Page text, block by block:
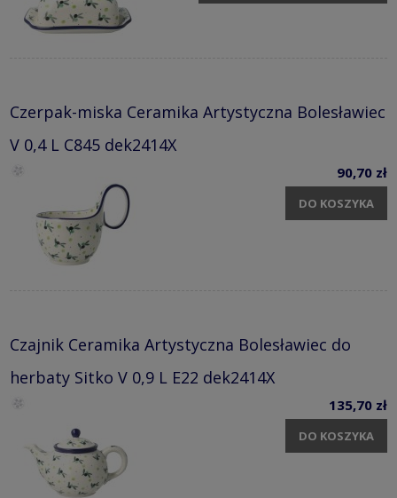
Czerpak-miska Ceramika Artystyczna Bolesławiec
V 0,4 L C845 dek2414X
90,70 zł
DO KOSZYKA
Czajnik Ceramika Artystyczna Bolesławiec do
herbaty Sitko V 0,9 L E22 dek2414X
135,70 zł
DO KOSZYKA